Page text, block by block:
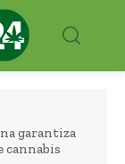
garantiza
cannabis